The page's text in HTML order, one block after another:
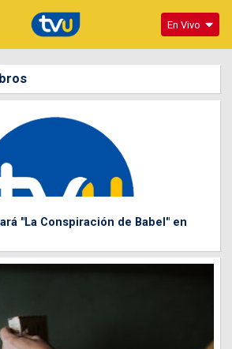
En Vivo
"La Conspiración de Babel" en